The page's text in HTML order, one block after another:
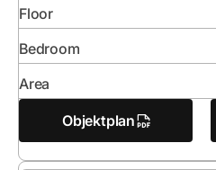
Floor
Bedroom
Area
Objektplan